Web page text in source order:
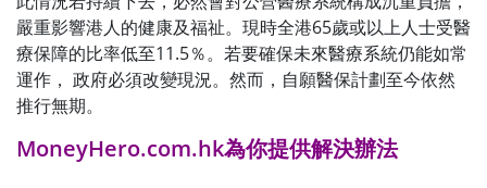
嚴重影響港人的健康及福祉。現時全港65歲或以上人士受醫
療保障的比率低至11.5％。若要確保未來醫療系統仍能如常
運作， 政府必須改變現況。然而，自願醫保計劃至今依然
推行無期。
MoneyHero.com.hk為你提供解決辦法